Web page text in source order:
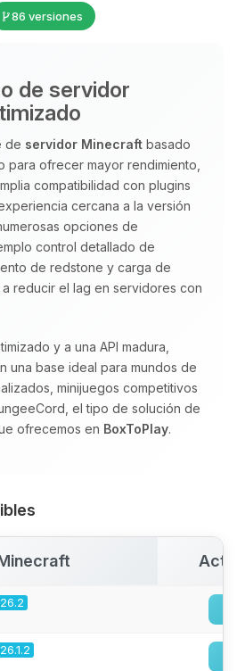
86 versiones
de servidor
de servidor Minecraft basado
para ofrecer mayor rendimiento,
compatibilidad con plugins
cercana a la versión
opciones de
control detallado de
de redstone y carga de
reducir el lag en servidores con
y a una API madura,
una base ideal para mundos de
minijuegos competitivos
el tipo de solución de
ofrecemos en BoxToPlay.
26.2
26.1.2
alguien con quien
Choupy, tu pequeno
BoxToPlay. Cuentame
y moveré mis
para ayudarte.